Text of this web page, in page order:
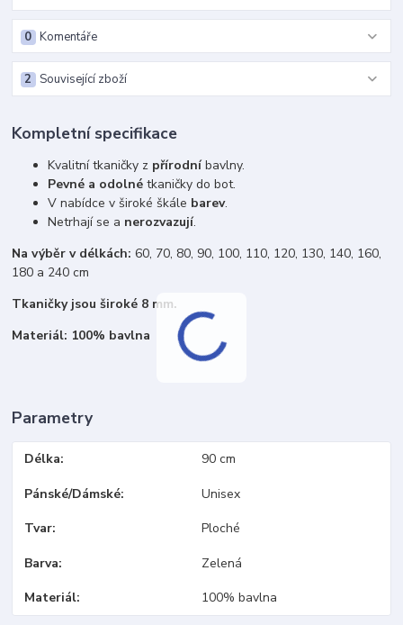
Komentáře
0
Související zboží
2
Kompletní specifikace
Kvalitní tkaničky z přírodníbavlny.
Pevné a odolnétkaničky do bot.
V nabídce v široké škále barev.
Netrhají se a nerozvazují.
Na výběr v délkách: 60, 70, 80, 90, 100, 110, 120, 130, 140, 160,
180 a 240 cm
Tkaničky jsou široké 8 mm.
Materiál: 100% bavlna
Parametry
Délka 90 cm
Pánské/Dámské Unisex
Tvar Ploché
Barva Zelená
Materiál 100% bavlna